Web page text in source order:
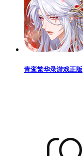
青鸾繁华录游戏正版